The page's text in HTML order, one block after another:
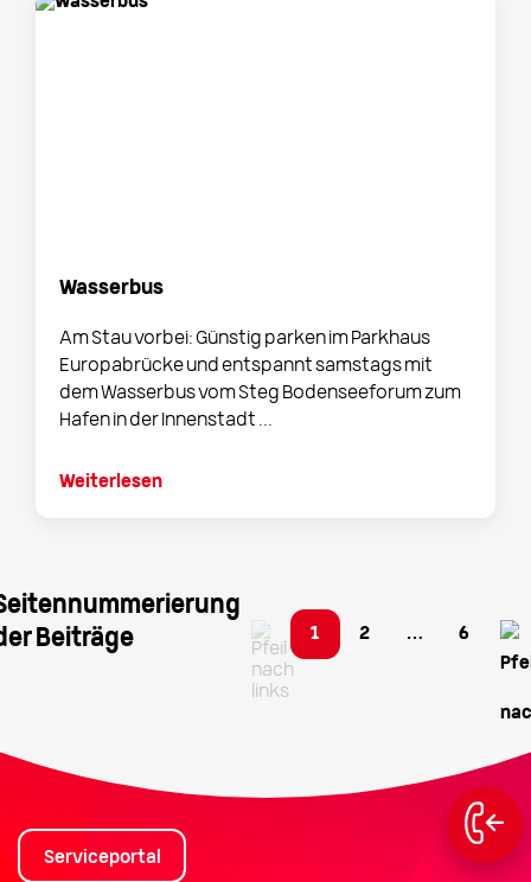
Wasserbus
Am Stau vorbei: Günstig parken im Parkhaus
Europabrücke und entspannt samstags mit
dem Wasserbus vom Steg Bodenseeforum zum
Hafen in der Innenstadt ...
Weiterlesen
Beiträge
1 2 … 6
Serviceportal